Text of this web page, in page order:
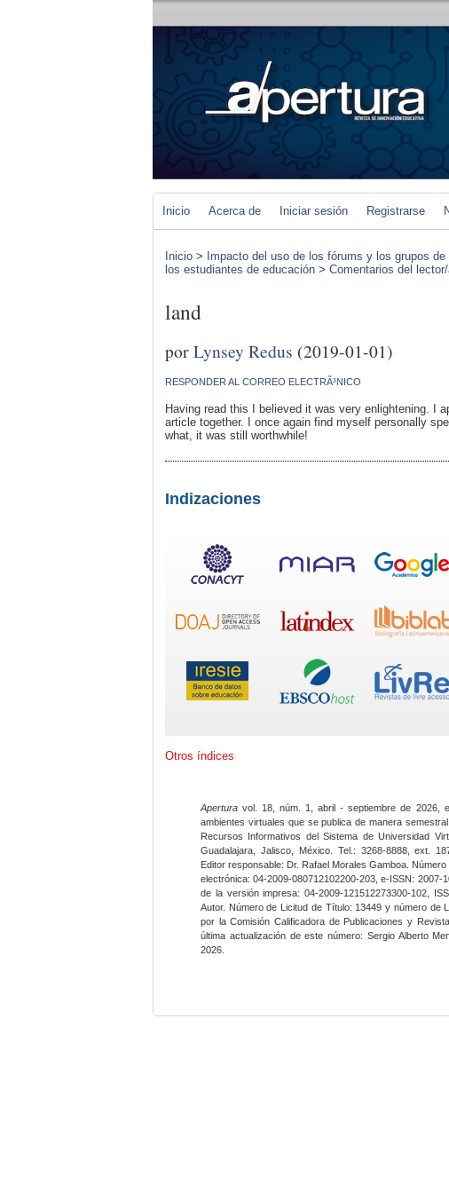
Inicio Acerca de Iniciar sesión Registrarse
Inicio > Impacto del uso de los fórums y los grupos
los estudiantes de educación > Comentarios del
land
porLynsey Redus (2019-01-01)
RESPONDER AL CORREO ELECTRÃ³NICO
Having read this I believed it was very enlightening. I
article together. I once again find myself personally
what, it was still worthwhile!
Indizaciones
Otros índices
Apertura vol. 18, núm. 1, abril - septiembre de 2026,
ambientes virtuales que se publica de manera
Recursos Informativos del Sistema de Universidad
Guadalajara, Jalisco, México. Tel.: 3268-8888, ext.
Editor responsable: Dr. Rafael Morales Gamboa.
electrónica: 04-2009-080712102200-203, e-ISSN:
de la versión impresa: 04-2009-121512273300-102,
Autor. Número de Licitud de Título: 13449 y número de
por la Comisión Calificadora de Publicaciones y
última actualización de este número: Sergio Alberto
2026.